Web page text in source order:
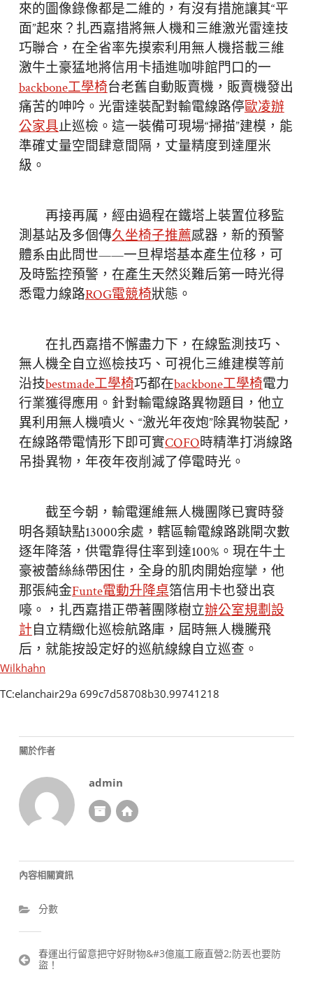
來的圖像錄像都是二維的，有沒有措施讓其“平
面”起來？扎西嘉措將無人機和三維激光雷達技
巧聯合，在全省率先摸索利用無人機搭載三維
激牛土豪猛地將信用卡插進咖啡館門口的一
backbone工學椅台老舊自動販賣機，販賣機發出
痛苦的呻吟。光雷達裝配對輸電線路停歐凌辦
公家具止巡檢。這一裝備可現場“掃描”建模，能
準確丈量空間肆意間隔，丈量精度到達厘米
級。
再接再厲，經由過程在鐵塔上裝置位移監
測基站及多個傳久坐椅子推薦感器，新的預警
體系由此問世——一旦桿塔基本產生位移，可
及時監控預警，在產生天然災難后第一時光得
悉電力線路ROG電競椅狀態。
在扎西嘉措不懈盡力下，在線監測技巧、
無人機全自立巡檢技巧、可視化三維建模等前
沿技bestmade工學椅巧都在backbone工學椅電力
行業獲得應用。針對輸電線路異物題目，他立
異利用無人機噴火、“激光年夜炮”除異物裝配，
在線路帶電情形下即可實COFO時精準打消線路
吊掛異物，年夜年夜削減了停電時光。
截至今朝，輸電運維無人機團隊已實時發
明各類缺點13000余處，轄區輸電線路跳閘次數
逐年降落，供電靠得住率到達100%。現在牛土
豪被蕾絲絲帶困住，全身的肌肉開始痙攣，他
那張純金Funte電動升降桌箔信用卡也發出哀
嚎。，扎西嘉措正帶著團隊樹立辦公室規劃設
計自立精緻化巡檢航路庫，屆時無人機騰飛
后，就能按設定好的巡航線線自立巡查。
Wilkhahn
TC:elanchair29a 699c7d58708b30.99741218
關於作者
admin
內容相關資訊
分數
文
章
春運出行留意把守好財物&#3億嵐工廠直營2;防丟也要防
盜！